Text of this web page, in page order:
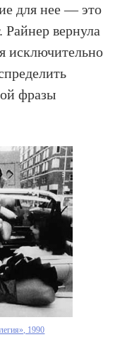
для нее — это
Райнер вернула
исключительно
фразы
1990